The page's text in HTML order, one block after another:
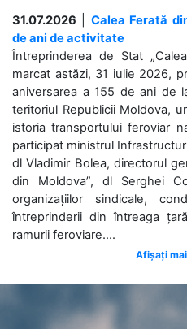
31.07.2026
Calea Ferată
de ani de activitate
Întreprinderea de Stat
marcat astăzi, 31 iulie 2026,
aniversarea a 155 de ani de
teritoriul Republicii Moldova,
istoria transportului feroviar
participat ministrul
dl Vladimir Bolea, directorul
din Moldova”, dl Serghei
organizațiilor sindicale,
întreprinderii din întreaga
ramurii feroviare....
Afișați